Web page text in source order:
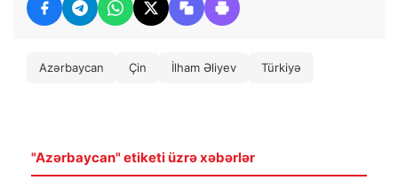
Azərbaycan Çin İlham Əliyev Türkiyə
"Azərbaycan" etiketi üzrə xəbərlər